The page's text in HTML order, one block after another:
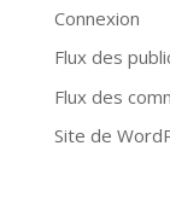
Connexion
Flux des
Flux des
Site de